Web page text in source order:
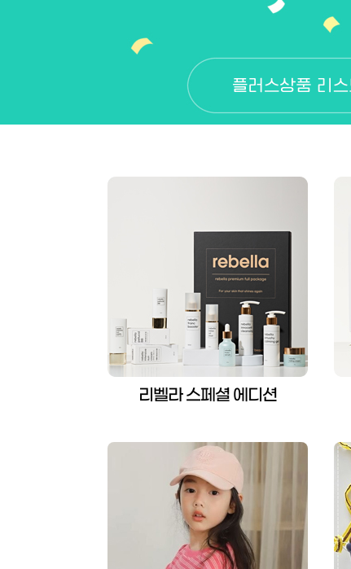
리벨라 스페셜 에디션